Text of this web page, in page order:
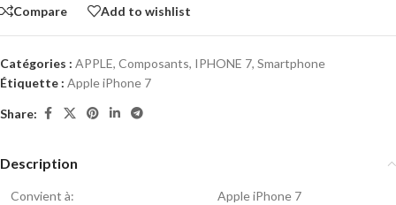
Compare Add to wishlist
Catégories : APPLE, Composants, IPHONE 7, Smartphone
Étiquette : Apple iPhone 7
Share:
Description
Convient à: Apple iPhone 7